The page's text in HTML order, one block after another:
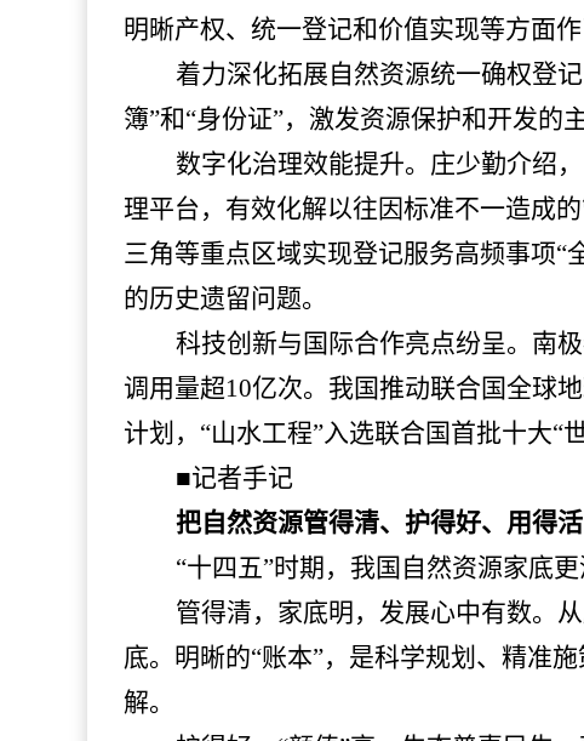
明晰产权、统一登记和价值实现等方面作
着力深化拓展自然资源统一确权登记
簿”和“身份证”，激发资源保护和开发的
数字化治理效能提升。庄少勤介绍
理平台，有效化解以往因标准不一造成
三角等重点区域实现登记服务高频事项“
的历史遗留问题。
科技创新与国际合作亮点纷呈。南极
调用量超10亿次。我国推动联合国全球
计划，“山水工程”入选联合国首批十大“
■记者手记
把自然资源管得清、护得好、用得活
“十四五”时期，我国自然资源家底更
管得清，家底明，发展心中有数。
底。明晰的“账本”，是科学规划、精准
解。